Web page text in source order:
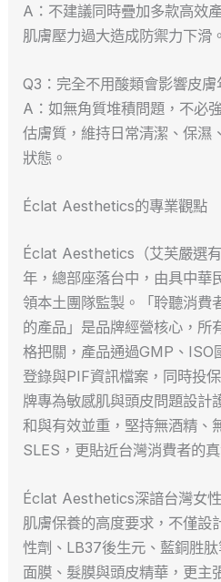
A：不建議同時疊加多款高效
肌膚壓力過大造成防禦力下滑。
Q3：完全不用酸類會影響皮膚
A：如無角質堆積問題，不必
估膚質，維持日常清潔、保濕
狀態。
Éclat Aesthetics的專業觀點
Éclat Aesthetics（艾芙嚴選
年，總部座落台中，由具中華
領本土團隊監製。「聆聽消費
的產品」是品牌經營核心，所
格把關，產品通過GMP、ISO
登錄與PIF資訊檔案，同時投
牌專為敏感肌與頭皮問題設計
和與有效並重，堅持無酒精、
SLES，更貼近台灣消費者的真
Éclat Aesthetics深諳台灣女
肌膚保養的高度要求，不僅設
性劑、LB37後生元、藍銅胜
面膜、髮膜與頭皮精華，更主